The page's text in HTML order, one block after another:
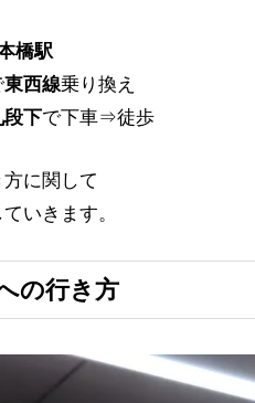
橋駅
東西線乗り換え
段下で下車⇒徒歩
に関して
いきます。
の行き方